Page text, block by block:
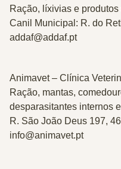
Ração, líxivias e
Canil Municipal: R. do
addaf@addaf.pt
Animavet – Clínica
Ração, mantas,
desparasitantes internos
R. São João Deus 197,
info@animavet.pt